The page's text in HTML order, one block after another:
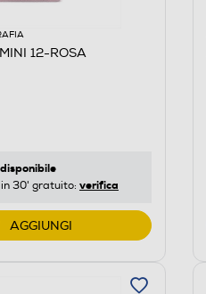
12-ROSA
disponibile
30' gratuito: verifica
AGGIUNGI